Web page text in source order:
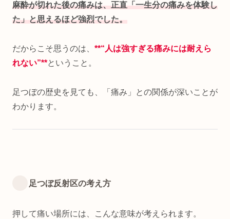
麻酔が切れた後の痛みは、正直「一生分の痛みを体験し
た」と思えるほど強烈でした。
だからこそ思うのは、 **“人は強すぎる痛みには耐えら
れない”**ということ。
足つぼの歴史を見ても、「痛み」との関係が深いことが
わかります。
足つぼ反射区の考え方
押して痛い場所には、こんな意味が考えられます。